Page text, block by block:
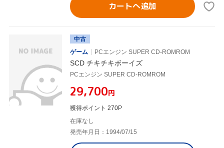
カートへ追加
中古
ゲーム
PCエンジン SUPER CD-ROMROM
SCD チキチキボーイズ
PCエンジン SUPER CD-ROMROM
¥29,700円
獲得ポイント 270P
在庫なし
発売年月日：1994/07/15